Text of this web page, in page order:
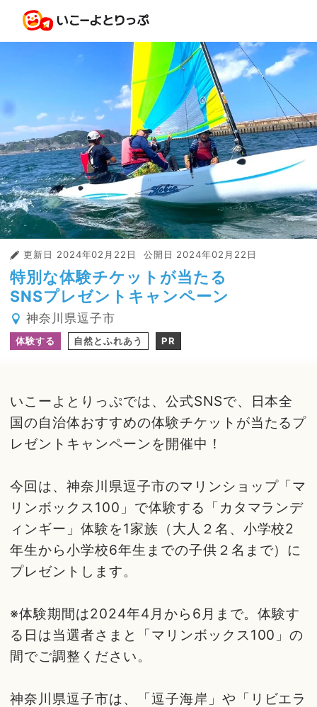
更新日 2024年02月22日 公開日 2024年02月22日
特別な体験チケットが当たる
SNSプレゼントキャンペーン
神奈川県逗子市
体験する 自然とふれあう PR
いこーよとりっぷでは、公式SNSで、日本全
国の自治体おすすめの体験チケットが当たるプ
レゼントキャンペーンを開催中！
今回は、神奈川県逗子市のマリンショップ「マ
リンボックス100」で体験する「カタマランデ
ィンギー」体験を1家族（大人２名、小学校2
年生から小学校6年生までの子供２名まで）に
プレゼントします。
※体験期間は2024年4月から6月まで。体験す
る日は当選者さまと「マリンボックス100」の
間でご調整ください。
神奈川県逗子市は、「逗子海岸」や「リビエラ